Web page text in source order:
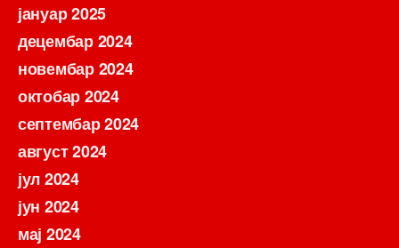
јануар 2025
децембар 2024
новембар 2024
октобар 2024
септембар 2024
август 2024
јул 2024
јун 2024
мај 2024